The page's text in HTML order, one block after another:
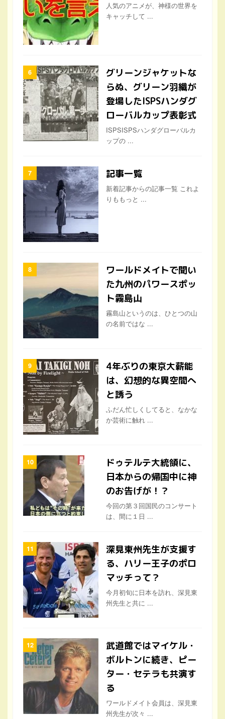
人気のアニメが、神様の世界を
キャッチして ...
グリーンジャケットな
らぬ、グリーン羽織が
登場したISPSハンダグ
ローバルカップ表彰式
ISPSISPSハンダグローバルカ
ップの ...
記事一覧
新着記事からの記事一覧 これよ
りももっと ...
ワールドメイトで聞い
た九州のパワースポッ
ト霧島山
霧島山というのは、ひとつの山
の名前ではな ...
4年ぶりの東京大薪能
は、幻想的な異空間へ
と誘う
ふだん忙しくしてると、なかな
か芸術に触れ ...
ドゥテルテ大統領に、
日本からの帰国中に神
のお告げが！？
今回の第３回国民のコンサート
は、間に１日 ...
深見東州先生が支援す
る、ハリー王子のポロ
マッチって？
今月初旬に日本を訪れ、深見東
州先生と共に ...
武道館ではマイケル・
ボルトンに続き、ピー
ター・セテラも共演す
る
ワールドメイト会員は、深見東
州先生が次々 ...